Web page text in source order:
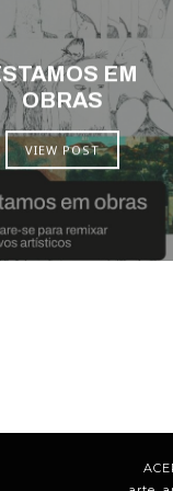
EM
OBRAS
VIEW POST